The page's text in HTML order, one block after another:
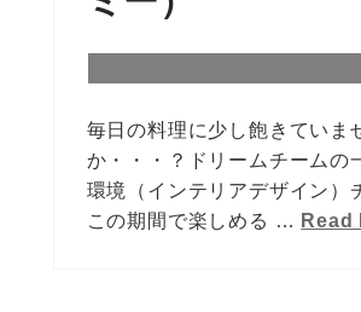
毎日の料理に少し飽きていま
か・・・？ドリームチームの
環境（インテリアデザイン）
この期間で楽しめる … Read